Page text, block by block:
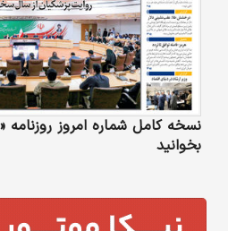
نسخه کامل شماره امروز روزنامه
بخوانید